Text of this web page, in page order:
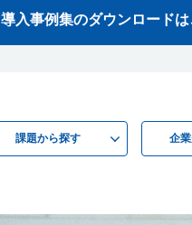
導入事例集のダウンロードは
課題から探す 企